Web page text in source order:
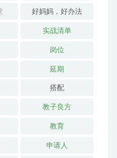
好妈妈，好办法
实战清单
岗位
延期
搭配
教子良方
教育
申请人